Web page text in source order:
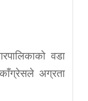
वडा
अग्रता